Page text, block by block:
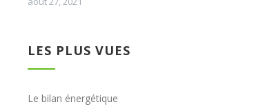
LES PLUS VUES
Le bilan énergétique